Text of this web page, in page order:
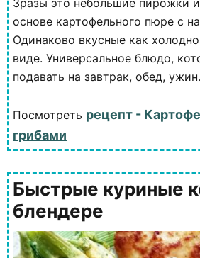
Зразы это небольшие пирожки
основе картофельного пюре с
Одинаково вкусные как
виде. Универсальное блюдо,
подавать на завтрак, обед,
Посмотреть рецепт -
грибами
Быстрые куриные
блендере